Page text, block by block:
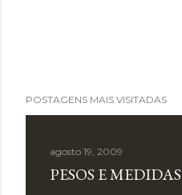
POSTAGENS MAIS VISITADAS
agosto 19, 2009
PESOS E MEDIDAS